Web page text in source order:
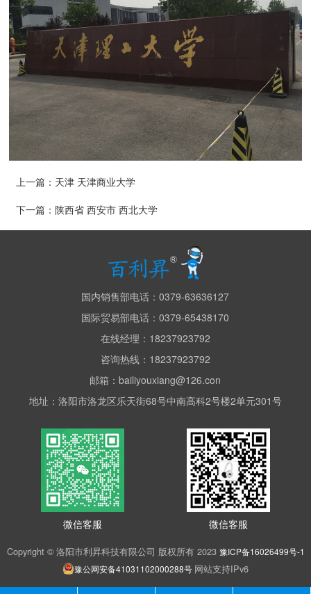
上一篇： 天津 天津商业大学
下一篇：陕西省 西安市 西北大学
国内销售部电话：0379-63636127
国际贸易部电话：0379-65438170
在线经理：18237923792
咨询热线：18237923792
邮箱：bailiyouxiang@126.con
地址：洛阳市洛龙区乐天街68号中南高科2号楼2单元301号
微信客服 微信客服